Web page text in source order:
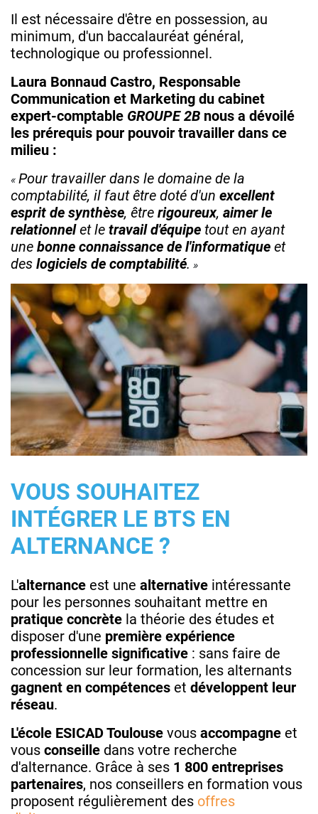
Il est nécessaire d'être en possession, au
minimum, d'un baccalauréat général,
technologique ou professionnel.
Laura Bonnaud Castro, Responsable
Communication et Marketing du cabinet
expert-comptable GROUPE 2B nous a dévoilé
les prérequis pour pouvoir travailler dans ce
milieu :
Pour travailler dans le domaine de la
comptabilité, il faut être doté d'un excellent
esprit de synthèse, être rigoureux, aimer le
relationnelet le travail d'équipe tout en ayant
une bonne connaissance de l'informatique et
des logiciels de comptabilité.
VOUS SOUHAITEZ
INTÉGRER LE BTS EN
ALTERNANCE ?
L'alternance est une alternative intéressante
pour les personnes souhaitant mettre en
pratique concrète la théorie des études et
disposer d'une première expérience
professionnelle significative : sans faire de
concession sur leur formation, les alternants
gagnent en compétences et développent leur
réseau.
L'école ESICAD Toulouse vous accompagne et
vous conseille dans votre recherche
d'alternance. Grâce à ses 1 800 entreprises
partenaires, nos conseillers en formation vous
proposent régulièrement des offres